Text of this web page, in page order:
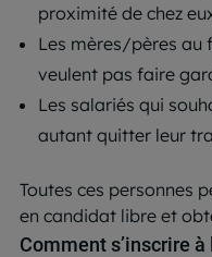
proximité de chez
Les mères/pères au
veulent pas faire
Les salariés qui
autant quitter leur
Toutes ces personnes
en candidat libre et
Comment s’inscrire